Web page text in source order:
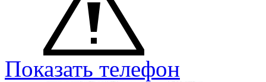
Показать телефон